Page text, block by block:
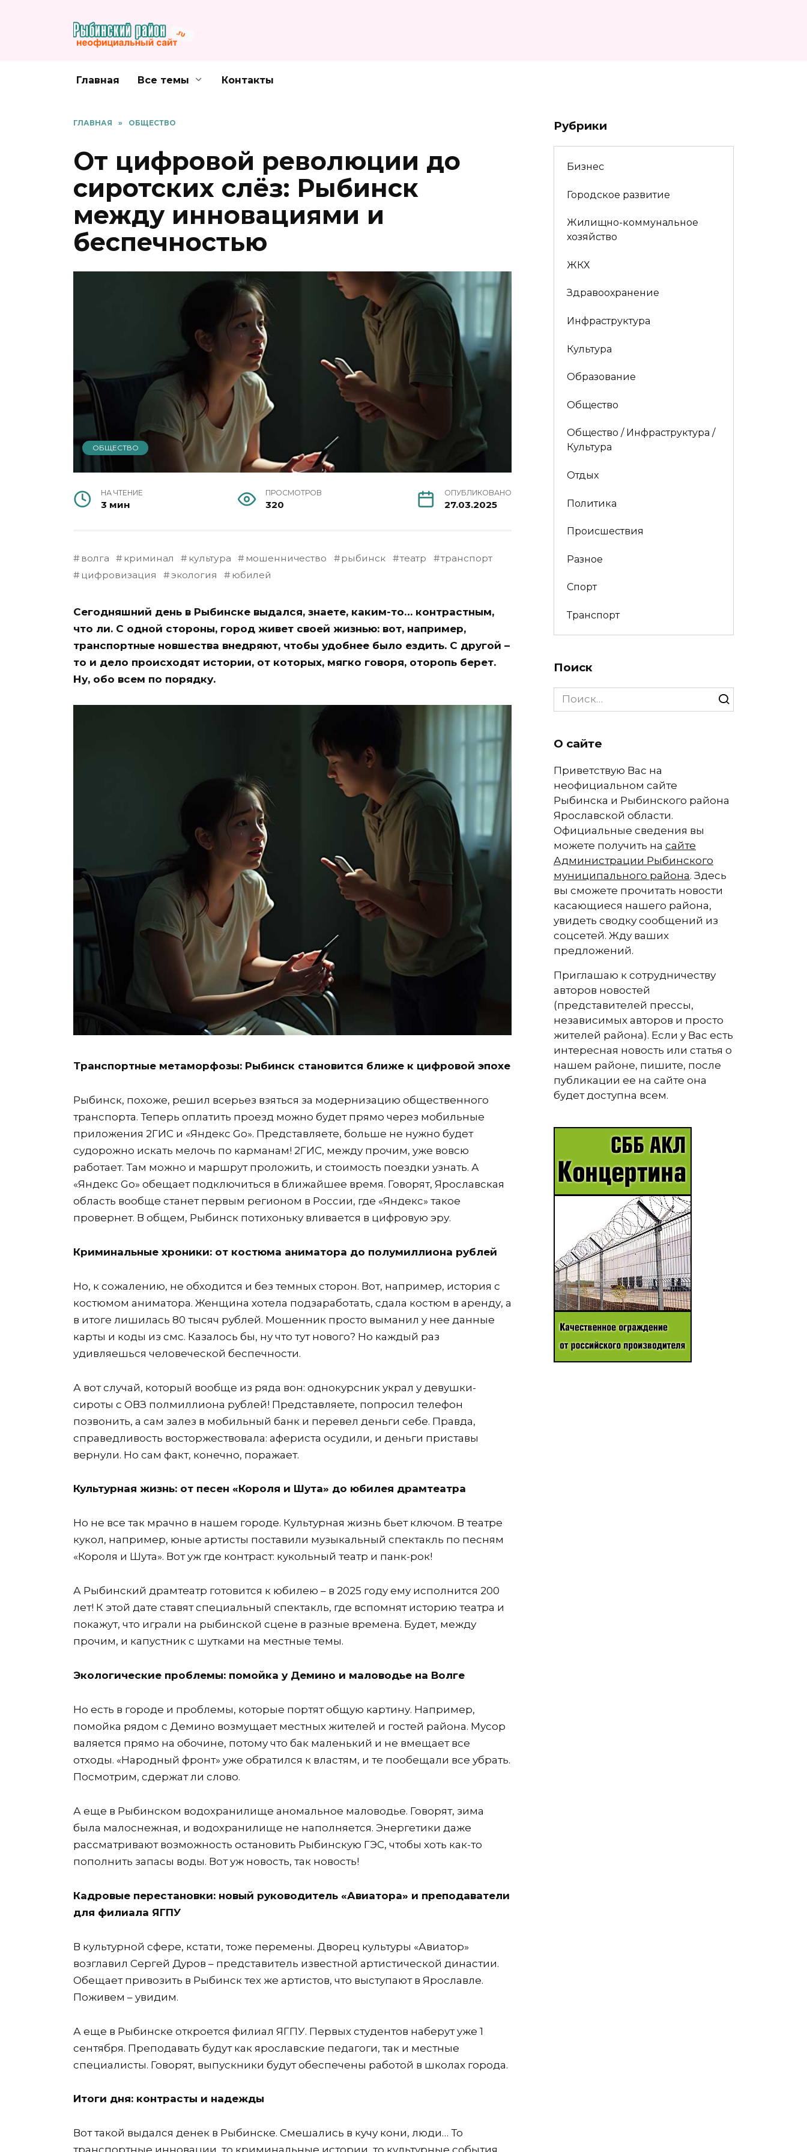
Главная Все темы Контакты
ГЛАВНАЯ » ОБЩЕСТВО
От цифровой революции до
сиротских слёз: Рыбинск
между инновациями и
беспечностью
ОБЩЕСТВО
НА ЧТЕНИЕ
3 мин
ПРОСМОТРОВ
320
ОПУБЛИКОВАНО
27.03.2025
волга криминал культура мошенничество рыбинск театр
транспорт
цифровизация
экология юбилей
Сегодняшний день в Рыбинске выдался, знаете, каким-то… контрастным,
что ли. С одной стороны, город живет своей жизнью: вот, например,
транспортные новшества внедряют, чтобы удобнее было ездить. С другой –
то и дело происходят истории, от которых, мягко говоря, оторопь берет.
Ну, обо всем по порядку.
Транспортные метаморфозы: Рыбинск становится ближе к цифровой эпохе
Рыбинск, похоже, решил всерьез взяться за модернизацию общественного
транспорта. Теперь оплатить проезд можно будет прямо через мобильные
приложения 2ГИС и «Яндекс Go». Представляете, больше не нужно будет
судорожно искать мелочь по карманам! 2ГИС, между прочим, уже вовсю
работает. Там можно и маршрут проложить, и стоимость поездки узнать. А
«Яндекс Go» обещает подключиться в ближайшее время. Говорят, Ярославская
область вообще станет первым регионом в России, где «Яндекс» такое
провернет. В общем, Рыбинск потихоньку вливается в цифровую эру.
Криминальные хроники: от костюма аниматора до полумиллиона рублей
Но, к сожалению, не обходится и без темных сторон. Вот, например, история с
костюмом аниматора. Женщина хотела подзаработать, сдала костюм в аренду, а
в итоге лишилась 80 тысяч рублей. Мошенник просто выманил у нее данные
карты и коды из смс. Казалось бы, ну что тут нового? Но каждый раз
удивляешься человеческой беспечности.
А вот случай, который вообще из ряда вон: однокурсник украл у девушки-
сироты с ОВЗ полмиллиона рублей! Представляете, попросил телефон
позвонить, а сам залез в мобильный банк и перевел деньги себе. Правда,
справедливость восторжествовала: афериста осудили, и деньги приставы
вернули. Но сам факт, конечно, поражает.
Культурная жизнь: от песен «Короля и Шута» до юбилея драмтеатра
Но не все так мрачно в нашем городе. Культурная жизнь бьет ключом. В театре
кукол, например, юные артисты поставили музыкальный спектакль по песням
«Короля и Шута». Вот уж где контраст: кукольный театр и панк-рок!
А Рыбинский драмтеатр готовится к юбилею – в 2025 году ему исполнится 200
лет! К этой дате ставят специальный спектакль, где вспомнят историю театра и
покажут, что играли на рыбинской сцене в разные времена. Будет, между
прочим, и капустник с шутками на местные темы.
Экологические проблемы: помойка у Демино и маловодье на Волге
Но есть в городе и проблемы, которые портят общую картину. Например,
помойка рядом с Демино возмущает местных жителей и гостей района. Мусор
валяется прямо на обочине, потому что бак маленький и не вмещает все
отходы. «Народный фронт» уже обратился к властям, и те пообещали все убрать.
Посмотрим, сдержат ли слово.
А еще в Рыбинском водохранилище аномальное маловодье. Говорят, зима
была малоснежная, и водохранилище не наполняется. Энергетики даже
рассматривают возможность остановить Рыбинскую ГЭС, чтобы хоть как-то
пополнить запасы воды. Вот уж новость, так новость!
Кадровые перестановки: новый руководитель «Авиатора» и преподаватели
для филиала ЯГПУ
В культурной сфере, кстати, тоже перемены. Дворец культуры «Авиатор»
возглавил Сергей Дуров – представитель известной артистической династии.
Обещает привозить в Рыбинск тех же артистов, что выступают в Ярославле.
Поживем – увидим.
А еще в Рыбинске откроется филиал ЯГПУ. Первых студентов наберут уже 1
сентября. Преподавать будут как ярославские педагоги, так и местные
специалисты. Говорят, выпускники будут обеспечены работой в школах города.
Итоги дня: контрасты и надежды
Вот такой выдался денек в Рыбинске. Смешались в кучу кони, люди… То
Рубрики
Бизнес
Городское развитие
Жилищно-коммунальное
хозяйство
ЖКХ
Здравоохранение
Инфраструктура
Культура
Образование
Общество
Общество / Инфраструктура /
Культура
Отдых
Политика
Происшествия
Разное
Спорт
Транспорт
Поиск
Search
for:
О сайте
Приветствую Вас на
неофициальном сайте
Рыбинска и Рыбинского района
Ярославской области.
Официальные сведения вы
можете получить на сайте
Администрации Рыбинского
муниципального района. Здесь
вы сможете прочитать новости
касающиеся нашего района,
увидеть сводку сообщений из
соцсетей. Жду ваших
предложений.
Приглашаю к сотрудничеству
авторов новостей
(представителей прессы,
независимых авторов и просто
жителей района). Если у Вас есть
интересная новость или статья о
нашем районе, пишите, после
публикации ее на сайте она
будет доступна всем.